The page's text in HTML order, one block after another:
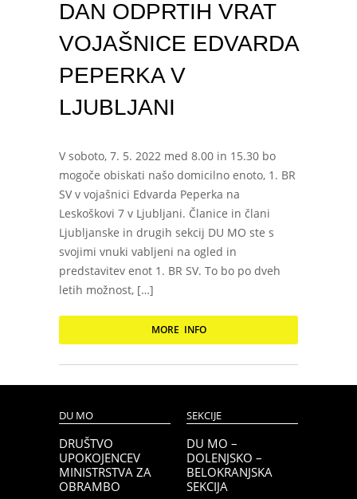
DAN ODPRTIH VRAT
VOJAŠNICE EDVARDA
PEPERKA V
LJUBLJANI
V soboto, 7. 5. 2022 med 8.00 in 15.30 bo
mogoče obiskati našo domicilno enoto, 1. BR
SV v vojašnici Edvarda Peperka na
Leskoškovi 7 v Ljubljani. Članice in člani
Ljubljanske in drugih sekcij DU MO ste s
svojimi vnuki vabljeni na ogled in
predstavitev enot 1. BR SV. To bo po dveh
letih možnost, […]
MORE INFO
DU MO
DRUŠTVO
UPOKOJENCEV
MINISTRSTVA ZA
OBRAMBO
SEKCIJE
DU MO –
DOLENJSKO –
BELOKRANJSKA
SEKCIJA